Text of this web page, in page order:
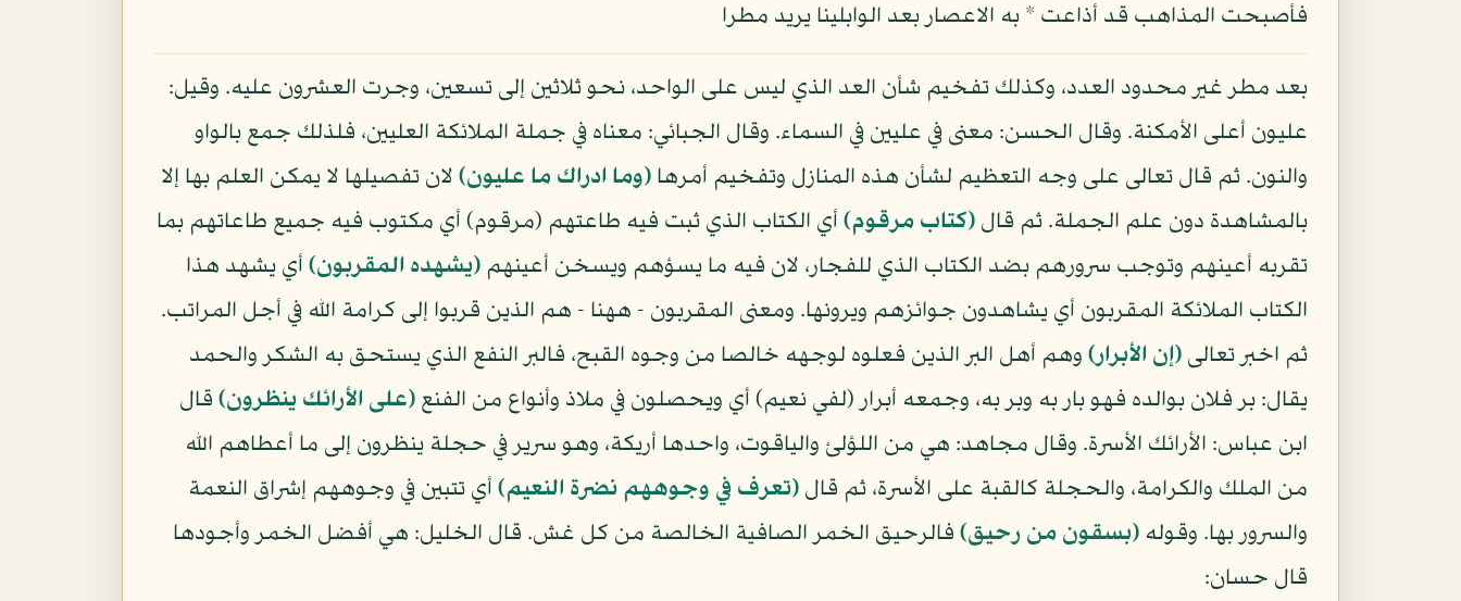
فأصبحت المذاهب قد أذاعت * به الاعصار بعد الوابلينا يريد مطرا
بعد مطر غير محدود العدد، وكذلك تفخيم شأن العد الذي ليس على الواحد، نحو ثلاثين إلى تسعين، وجرت العشرون عليه. وقيل:
عليون أعلى الأمكنة. وقال الحسن: معنى في عليين في السماء. وقال الجبائي: معناه في جملة الملائكة العليين، فلذلك جمع بالواو
والنون. ثم قال تعالى على وجه التعظيم لشأن هذه المنازل وتفخيم أمرها (وما ادراك ما عليون) لان تفصيلها لا يمكن العلم بها إلا
بالمشاهدة دون علم الجملة. ثم قال (كتاب مرقوم) أي الكتاب الذي ثبت فيه طاعتهم (مرقوم) أي مكتوب فيه جميع طاعاتهم بما
تقربه أعينهم وتوجب سرورهم بضد الكتاب الذي للفجار، لان فيه ما يسؤهم ويسخن أعينهم (يشهده المقربون) أي يشهد هذا
الكتاب الملائكة المقربون أي يشاهدون جوائزهم ويرونها. ومعنى المقربون - ههنا - هم الذين قربوا إلى كرامة الله في أجل المراتب.
ثم اخبر تعالى (إن الأبرار) وهم أهل البر الذين فعلوه لوجهه خالصا من وجوه القبح، فالبر النفع الذي يستحق به الشكر والحمد
يقال: بر فلان بوالده فهو بار به وبر به، وجمعه أبرار (لفي نعيم) أي ويحصلون في ملاذ وأنواع من الفنع (على الأرائك ينظرون) قال
ابن عباس: الأرائك الأسرة. وقال مجاهد: هي من اللؤلئ والياقوت، واحدها أريكة، وهو سرير في حجلة ينظرون إلى ما أعطاهم الله
من الملك والكرامة، والحجلة كالقبة على الأسرة، ثم قال (تعرف في وجوههم نضرة النعيم) أي تتبين في وجوههم إشراق النعمة
والسرور بها. وقوله (بسقون من رحيق) فالرحيق الخمر الصافية الخالصة من كل غش. قال الخليل: هي أفضل الخمر وأجودها
قال حسان: